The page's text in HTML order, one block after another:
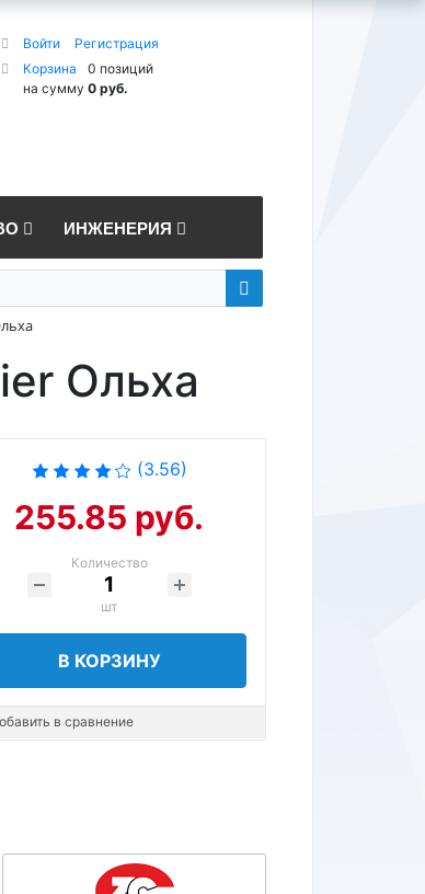
Войти
Регистрация
Корзина
0 позиций
на сумму 0 руб.
ИНЖЕНЕРИЯ
Ольха
(3.56)
255.85 руб.
Количество
шт
В КОРЗИНУ
в сравнение